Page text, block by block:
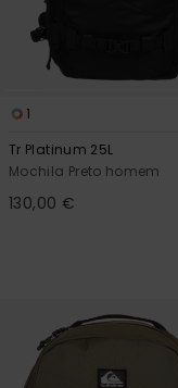
1
Tr Platinum 25L
Mochila Preto homem
130,00 €